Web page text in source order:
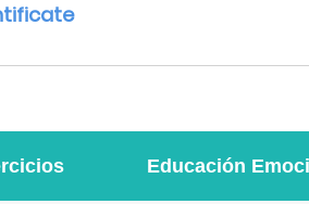
Educación